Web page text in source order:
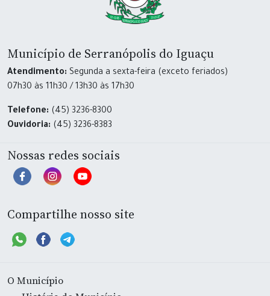
Município de Serranópolis do Iguaçu
Atendimento: Segunda a sexta-feira (exceto feriados)
07h30 às 11h30 / 13h30 às 17h30
Telefone: (45) 3236-8300
Ouvidoria: (45) 3236-8383
Nossas redes sociais
Compartilhe nosso site
O Município